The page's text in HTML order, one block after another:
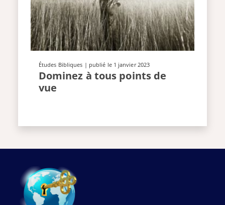
Études Bibliques | publié le 1 janvier 2023
Dominez à tous points de
vue